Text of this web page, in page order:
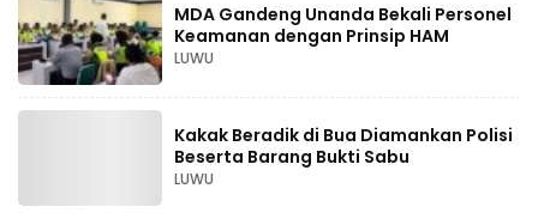
MDA Gandeng Unanda Bekali Personel
Keamanan dengan Prinsip HAM
LUWU
Kakak Beradik di Bua Diamankan Polisi
Beserta Barang Bukti Sabu
LUWU